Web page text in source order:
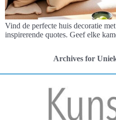
Vind de perfecte huis decoratie
inspirerende quotes. Geef elke
Archives for